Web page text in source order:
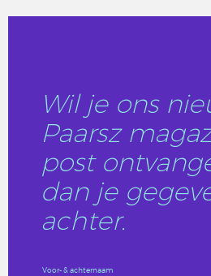
Wil je ons
Paarsz
post
dan je
achter.
Voor- & achternaam